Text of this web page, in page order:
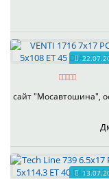
сайт "Мосавтошина",